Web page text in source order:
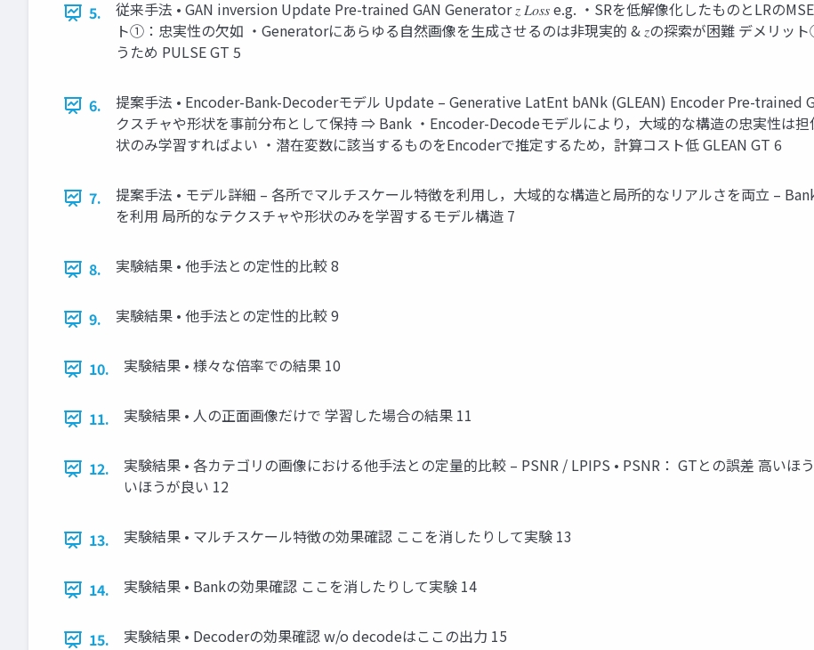
5.
従来手法 • GAN inversion Update Pre-trained GAN Generator 𝑧 𝐿𝑜𝑠𝑠 e.g. ・SRを低解像化したものとLRの
ト①：忠実性の欠如 ・Generatorにあらゆる自然画像を生成させるのは非現実的 & 𝑧の探索が困難 デメリッ
うため PULSE GT 5
6.
提案手法 • Encoder-Bank-Decoderモデル Update – Generative LatEnt bANk (GLEAN) Encoder Pre-trained
クスチャや形状を事前分布として保持 ⇒ Bank ・Encoder-Decodeモデルにより，大域的な構造の忠実性は
状のみ学習すればよい ・潜在変数に該当するものをEncoderで推定するため，計算コスト低 GLEAN GT 6
7.
提案手法 • モデル詳細 – 各所でマルチスケール特徴を利用し，大域的な構造と局所的なリアルさを両立 –
を利用 局所的なテクスチャや形状のみを学習するモデル構造 7
8. 実験結果 • 他手法との定性的比較 8
9. 実験結果 • 他手法との定性的比較 9
10. 実験結果 • 様々な倍率での結果 10
11. 実験結果 • 人の正面画像だけで 学習した場合の結果 11
12.
実験結果 • 各カテゴリの画像における他手法との定量的比較 – PSNR / LPIPS • PSNR： GTとの誤差 高いほ
いほうが良い 12
13. 実験結果 • マルチスケール特徴の効果確認 ここを消したりして実験 13
14. 実験結果 • Bankの効果確認 ここを消したりして実験 14
15. 実験結果 • Decoderの効果確認 w/o decodeはここの出力 15